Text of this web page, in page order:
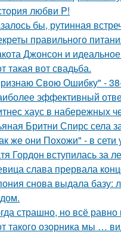
любви P!
бы, рутинная
правильного
Джонсон и
такая вот свадьба.
Свою Ошибку" - 38-
эффективный
хаус в набережных
Бритни Спирс села
же они Похожи" - в
Гордон вступилась за
слава прервала
снова выдала базу:
страшно, но всё
такого озорника мы …